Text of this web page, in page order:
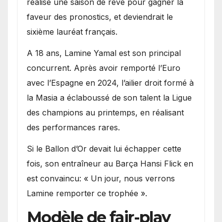
réalisé une saison de rêve pour gagner la
faveur des pronostics, et deviendrait le
sixième lauréat français.
A 18 ans, Lamine Yamal est son principal
concurrent. Après avoir remporté l’Euro
avec l’Espagne en 2024, l’ailier droit formé à
la Masia a éclaboussé de son talent la Ligue
des champions au printemps, en réalisant
des performances rares.
Si le Ballon d’Or devait lui échapper cette
fois, son entraîneur au Barça Hansi Flick en
est convaincu: « Un jour, nous verrons
Lamine remporter ce trophée ».
Modèle de fair-play